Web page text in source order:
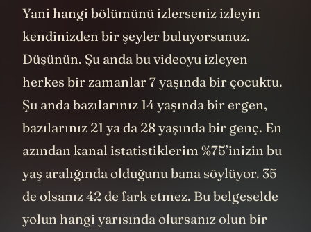
Yani hangi bölümünü izlerseniz izleyin
kendinizden bir şeyler buluyorsunuz.
Düşünün. Şu anda bu videoyu izleyen
herkes bir zamanlar 7 yaşında bir çocuktu.
Şu anda bazılarınız 14 yaşında bir ergen,
bazılarınız 21 ya da 28 yaşında bir genç. En
azından kanal istatistiklerim %75’inizin bu
yaş aralığında olduğunu bana söylüyor. 35
de olsanız 42 de fark etmez. Bu belgeselde
yolun hangi yarısında olursanız olun bir